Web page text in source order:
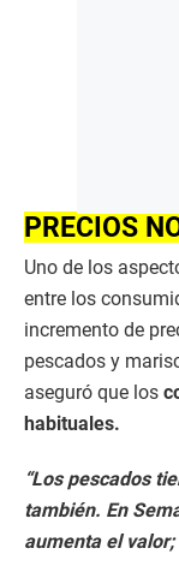
PRECIOS
Uno de los
entre los
incremento de
pescados y
aseguró que los
habituales.
“Los pescados
también. En
aumenta el